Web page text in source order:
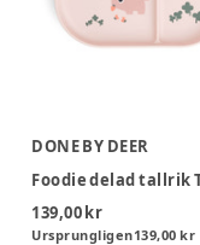
DONE BY DEER
139,00 kr
Ursprungligen139,00 kr